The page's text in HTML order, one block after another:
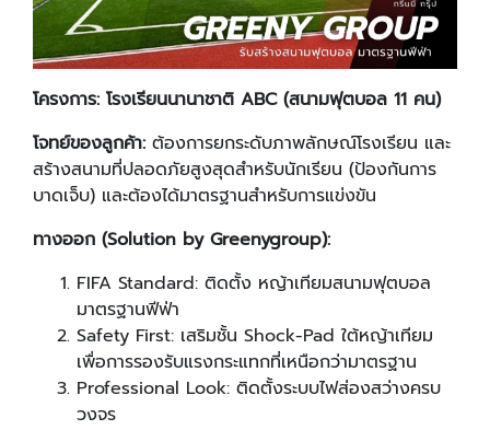
โครงการ: โรงเรียนนานาชาติ ABC (สนามฟุตบอล 11 คน)
โจทย์ของลูกค้า: ต้องการยกระดับภาพลักษณ์โรงเรียน และ
สร้างสนามที่ปลอดภัยสูงสุดสำหรับนักเรียน (ป้องกันการ
บาดเจ็บ) และต้องได้มาตรฐานสำหรับการแข่งขัน
ทางออก (Solution by Greenygroup):
FIFA Standard: ติดตั้ง หญ้าเทียมสนามฟุตบอล
มาตรฐานฟีฟ่า
Safety First: เสริมชั้น Shock-Pad ใต้หญ้าเทียม
เพื่อการรองรับแรงกระแทกที่เหนือกว่ามาตรฐาน
Professional Look: ติดตั้งระบบไฟส่องสว่างครบ
วงจร